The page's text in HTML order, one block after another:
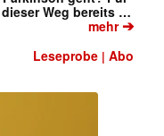
Weg bereits …
mehr➔
Leseprobe |Abo